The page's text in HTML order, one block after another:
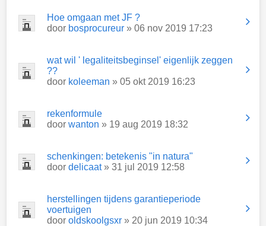
Hoe omgaan met JF ?
door bosprocureur » 06 nov 2019 17:23
wat wil ' legaliteitsbeginsel' eigenlijk zeggen
??
door koleeman » 05 okt 2019 16:23
rekenformule
door wanton » 19 aug 2019 18:32
schenkingen: betekenis "in natura"
door delicaat» 31 jul 2019 12:58
herstellingen tijdens garantieperiode
voertuigen
door oldskoolgsxr » 20 jun 2019 10:34